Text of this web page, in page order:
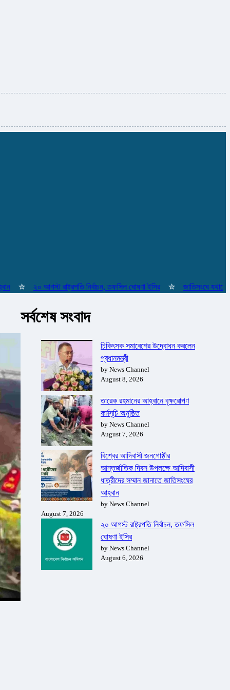
২০ আগস্ট রাষ্ট্রপতি নির্বাচন, তফসিল ঘোষণা ইসির ✮ জাতিসংঘে যথাযোগ্য
সর্বশেষ সংবাদ
চিকিৎসক সমাবেশের উদ্বোধন করলেন
প্রধানমন্ত্রী
by News Channel
August 8, 2026
তারেক রহমানের আহ্বানে বৃক্ষরোপণ
কর্মসূচি অনুষ্ঠিত
by News Channel
August 7, 2026
বিশ্বের আদিবাসী জনগোষ্ঠীর
আন্তর্জাতিক দিবস উপলক্ষে আদিবাসী
ধাত্রীদের সম্মান জানাতে জাতিসংঘের
আহ্বান
by News Channel
August 7, 2026
২০ আগস্ট রাষ্ট্রপতি নির্বাচন, তফসিল
ঘোষণা ইসির
by News Channel
August 6, 2026